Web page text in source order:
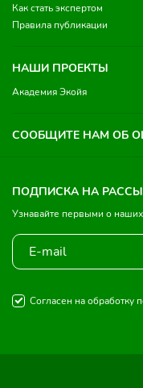
Как стать экспертом
Правила публикации
НАШИ ПРОЕКТЫ
Академия Экойя
СООБЩИТЕ НАМ ОБ
ПОДПИСКА НА
Узнавайте первыми о
Согласен на обработку